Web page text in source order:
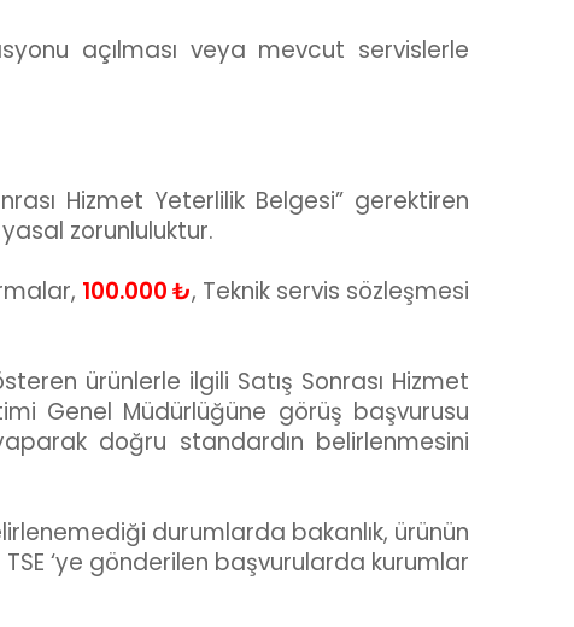
açılması veya mevcut servislerle
Hizmet Yeterlilik Belgesi” gerektiren
yasal zorunluluktur.
100.000 ₺, Teknik servis sözleşmesi
ürünlerle ilgili Satış Sonrası Hizmet
Genel Müdürlüğüne görüş başvurusu
doğru standardın belirlenmesini
durumlarda bakanlık, ürünün
‘ye gönderilen başvurularda kurumlar